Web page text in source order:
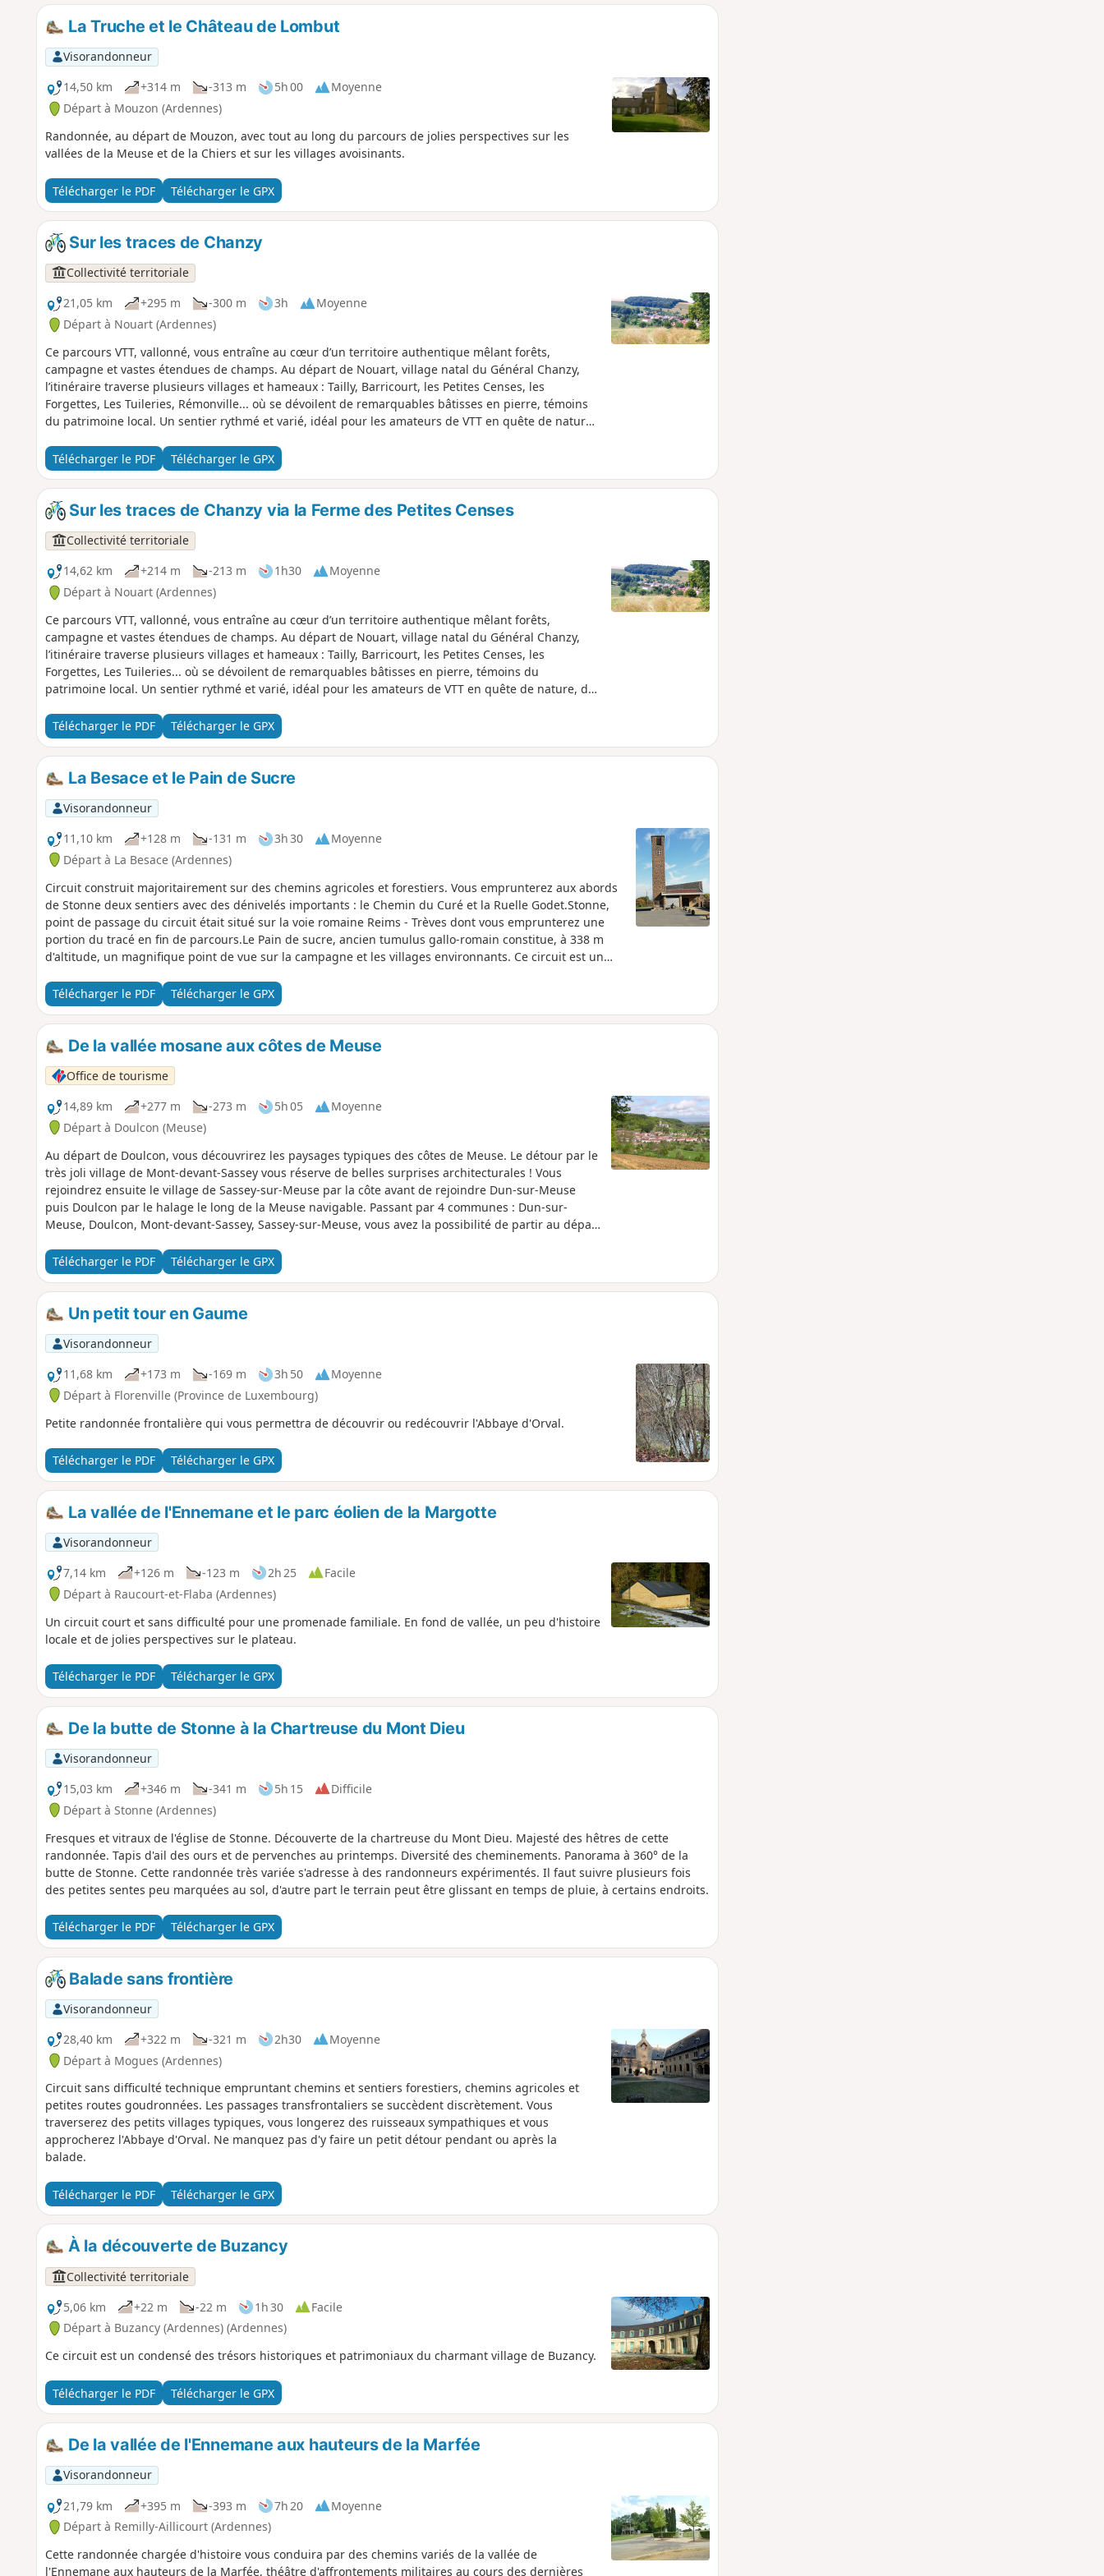
La Truche et le Château de Lombut
Visorandonneur
14,50 km
+314 m -313 m 5h 00
Moyenne
Départ à Mouzon (Ardennes)
Randonnée, au départ de Mouzon, avec tout au long du parcours de jolies perspectives sur les
vallées de la Meuse et de la Chiers et sur les villages avoisinants.
Télécharger le PDF Télécharger le GPX
Sur les traces de Chanzy
Collectivité territoriale
21,05 km
+295 m -300 m 3h
Moyenne
Départ à Nouart (Ardennes)
Ce parcours VTT, vallonné, vous entraîne au cœur d’un territoire authentique mêlant forêts,
campagne et vastes étendues de champs. Au départ de Nouart, village natal du Général Chanzy,
l’itinéraire traverse plusieurs villages et hameaux : Tailly, Barricourt, les Petites Censes, les
Forgettes, Les Tuileries, Rémonville... où se dévoilent de remarquables bâtisses en pierre, témoins
du patrimoine local. Un sentier rythmé et varié, idéal pour les amateurs de VTT en quête de nature,
Télécharger le PDF
Télécharger le GPX
Sur les traces de Chanzy via la Ferme des Petites Censes
Collectivité territoriale
14,62 km
+214 m -213 m 1h30
Moyenne
Départ à Nouart (Ardennes)
Ce parcours VTT, vallonné, vous entraîne au cœur d’un territoire authentique mêlant forêts,
campagne et vastes étendues de champs. Au départ de Nouart, village natal du Général Chanzy,
l’itinéraire traverse plusieurs villages et hameaux : Tailly, Barricourt, les Petites Censes, les
Forgettes, Les Tuileries... où se dévoilent de remarquables bâtisses en pierre, témoins du
patrimoine local. Un sentier rythmé et varié, idéal pour les amateurs de VTT en quête de nature, de
Télécharger le PDF
Télécharger le GPX
La Besace et le Pain de Sucre
Visorandonneur
11,10 km
+128 m -131 m 3h 30
Moyenne
Départ à La Besace (Ardennes)
Circuit construit majoritairement sur des chemins agricoles et forestiers. Vous emprunterez aux abords
de Stonne deux sentiers avec des dénivelés importants : le Chemin du Curé et la Ruelle Godet.Stonne,
point de passage du circuit était situé sur la voie romaine Reims - Trèves dont vous emprunterez une
portion du tracé en fin de parcours.Le Pain de sucre, ancien tumulus gallo-romain constitue, à 338 m
d'altitude, un magnifique point de vue sur la campagne et les villages environnants. Ce circuit est un
Télécharger le PDF
Télécharger le GPX
De la vallée mosane aux côtes de Meuse
Office de tourisme
14,89 km
+277 m -273 m 5h 05
Moyenne
Départ à Doulcon (Meuse)
Au départ de Doulcon, vous découvrirez les paysages typiques des côtes de Meuse. Le détour par le
très joli village de Mont-devant-Sassey vous réserve de belles surprises architecturales ! Vous
rejoindrez ensuite le village de Sassey-sur-Meuse par la côte avant de rejoindre Dun-sur-Meuse
puis Doulcon par le halage le long de la Meuse navigable. Passant par 4 communes : Dun-sur-
Meuse, Doulcon, Mont-devant-Sassey, Sassey-sur-Meuse, vous avez la possibilité de partir au départ
d'éviter la forêt en période de chasse.
Télécharger le PDF Télécharger le GPX
Un petit tour en Gaume
Visorandonneur
11,68 km
+173 m -169 m 3h 50
Moyenne
Départ à Florenville (Province de Luxembourg)
Petite randonnée frontalière qui vous permettra de découvrir ou redécouvrir l'Abbaye d'Orval.
Télécharger le PDF Télécharger le GPX
La vallée de l'Ennemane et le parc éolien de la Margotte
Visorandonneur
7,14 km
+126 m -123 m 2h 25
Facile
Départ à Raucourt-et-Flaba (Ardennes)
Un circuit court et sans difficulté pour une promenade familiale. En fond de vallée, un peu d'histoire
locale et de jolies perspectives sur le plateau.
Télécharger le PDF Télécharger le GPX
De la butte de Stonne à la Chartreuse du Mont Dieu
Visorandonneur
15,03 km
+346 m -341 m 5h 15
Difficile
Départ à Stonne (Ardennes)
Fresques et vitraux de l'église de Stonne. Découverte de la chartreuse du Mont Dieu. Majesté des hêtres de cette
randonnée. Tapis d'ail des ours et de pervenches au printemps. Diversité des cheminements. Panorama à 360° de la
butte de Stonne. Cette randonnée très variée s'adresse à des randonneurs expérimentés. Il faut suivre plusieurs fois
des petites sentes peu marquées au sol, d'autre part le terrain peut être glissant en temps de pluie, à certains endroits.
Télécharger le PDF Télécharger le GPX
Balade sans frontière
Visorandonneur
28,40 km
+322 m -321 m 2h30
Moyenne
Départ à Mogues (Ardennes)
Circuit sans difficulté technique empruntant chemins et sentiers forestiers, chemins agricoles et
petites routes goudronnées. Les passages transfrontaliers se succèdent discrètement. Vous
traverserez des petits villages typiques, vous longerez des ruisseaux sympathiques et vous
approcherez l'Abbaye d'Orval. Ne manquez pas d'y faire un petit détour pendant ou après la
balade.
Télécharger le PDF Télécharger le GPX
À la découverte de Buzancy
Collectivité territoriale
5,06 km
+22 m -22 m 1h 30
Facile
Départ à Buzancy (Ardennes) (Ardennes)
Ce circuit est un condensé des trésors historiques et patrimoniaux du charmant village de Buzancy.
Télécharger le PDF Télécharger le GPX
De la vallée de l'Ennemane aux hauteurs de la Marfée
Visorandonneur
21,79 km
+395 m -393 m 7h 20
Moyenne
Départ à Remilly-Aillicourt (Ardennes)
Cette randonnée chargée d'histoire vous conduira par des chemins variés de la vallée de
l'Ennemane aux hauteurs de la Marfée, théâtre d'affrontements militaires au cours des dernières